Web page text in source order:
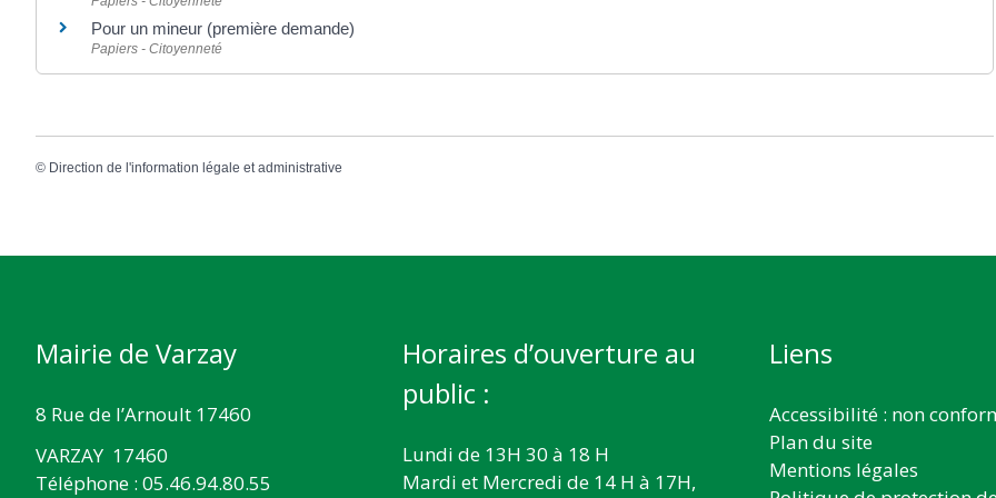
Pour un mineur (première demande)
Papiers - Citoyenneté
© Direction de l'information légale et administrative
Mairie de Varzay
8 Rue de l’Arnoult 17460
VARZAY 17460
Téléphone : 05.46.94.80.55
Horaires d’ouverture au
public :
Lundi de 13H 30 à 18 H
Mardi et Mercredi de 14 H à 17H,
Liens
Accessibilité : non
Plan du site
Mentions légales